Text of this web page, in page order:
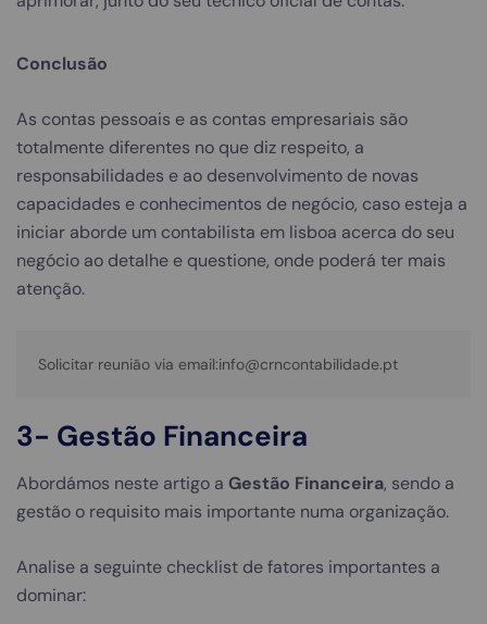
Conclusão
As contas pessoais e as contas empresariais são
totalmente diferentes no que diz respeito, a
responsabilidades e ao desenvolvimento de novas
capacidades e conhecimentos de negócio, caso esteja a
iniciar aborde um contabilista em lisboa acerca do seu
negócio ao detalhe e questione, onde poderá ter mais
atenção.
Solicitar reunião via email:info@crncontabilidade.pt
3- Gestão Financeira
Abordámos neste artigo a Gestão Financeira, sendo a
gestão o requisito mais importante numa organização.
Analise a seguinte checklist de fatores importantes a
dominar: